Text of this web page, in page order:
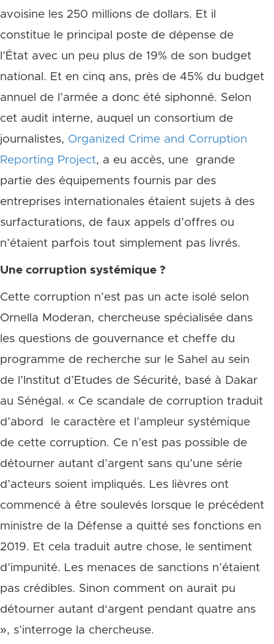
avoisine les 250 millions de dollars. Et il
constitue le principal poste de dépense de
l’État avec un peu plus de 19% de son budget
national. Et en cinq ans, près de 45% du budget
annuel de l’armée a donc été siphonné. Selon
cet audit interne, auquel un consortium de
journalistes, Organized Crime and Corruption
Reporting Project, a eu accès, une grande
partie des équipements fournis par des
entreprises internationales étaient sujets à des
surfacturations, de faux appels d’offres ou
n’étaient parfois tout simplement pas livrés.
Une corruption systémique ?
Cette corruption n’est pas un acte isolé selon
Ornella Moderan, chercheuse spécialisée dans
les questions de gouvernance et cheffe du
programme de recherche sur le Sahel au sein
de l’Institut d’Etudes de Sécurité, basé à Dakar
au Sénégal. « Ce scandale de corruption traduit
d’abord le caractère et l’ampleur systémique
de cette corruption. Ce n’est pas possible de
détourner autant d’argent sans qu’une série
d’acteurs soient impliqués. Les lièvres ont
commencé à être soulevés lorsque le précédent
ministre de la Défense a quitté ses fonctions en
2019. Et cela traduit autre chose, le sentiment
d’impunité. Les menaces de sanctions n’étaient
pas crédibles. Sinon comment on aurait pu
détourner autant d‘argent pendant quatre ans
», s’interroge la chercheuse.